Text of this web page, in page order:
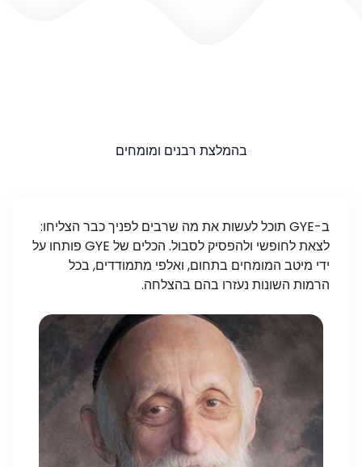
בהמלצת רבנים ומומחים
ב-GYE תוכל לעשות את מה שרבים לפניך כבר הצליחו:
לצאת לחופשי ולהפסיק לסבול. הכלים של GYE פותחו על
ידי מיטב המומחים בתחום, ואלפי מתמודדים, בכל
הרמות השונות נעזרו בהם בהצלחה.